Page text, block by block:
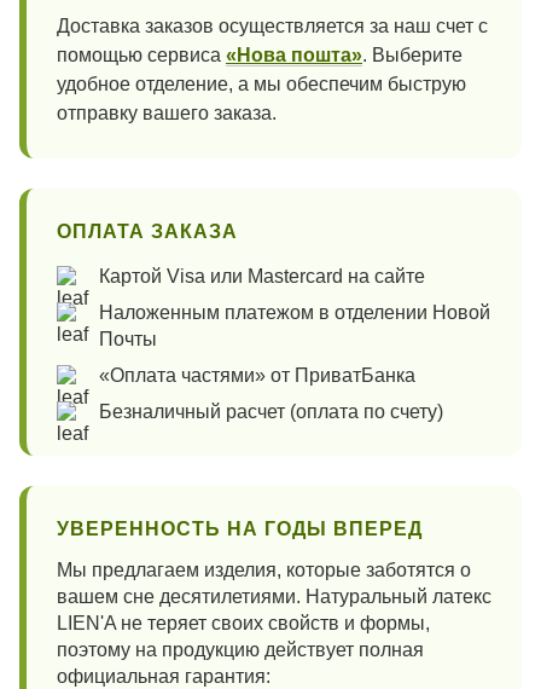
Доставка заказов осуществляется за наш счет с
помощью сервиса «Нова пошта». Выберите
удобное отделение, а мы обеспечим быструю
отправку вашего заказа.
ОПЛАТА ЗАКАЗА
Картой Visa или Mastercard на сайте
Наложенным платежом в отделении Новой
Почты
«Оплата частями» от ПриватБанка
Безналичный расчет (оплата по счету)
УВЕРЕННОСТЬ НА ГОДЫ ВПЕРЕД
Мы предлагаем изделия, которые заботятся о
вашем сне десятилетиями. Натуральный латекс
LIEN'A не теряет своих свойств и формы,
поэтому на продукцию действует полная
официальная гарантия: